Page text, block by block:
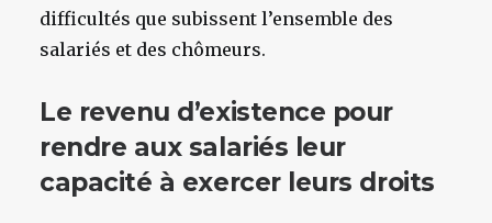
difficultés que subissent l’ensemble des
salariés et des chômeurs.
Le revenu d’existence pour
rendre aux salariés leur
capacité à exercer leurs droits